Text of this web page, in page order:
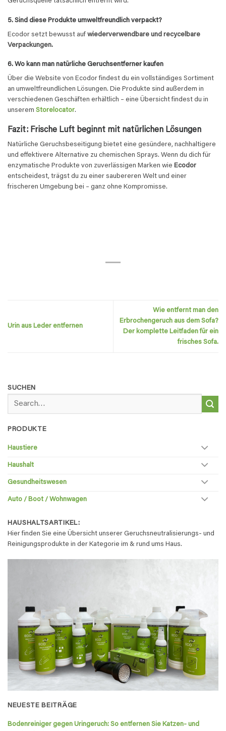
5. Sind diese Produkte umweltfreundlich verpackt?
Ecodor setzt bewusst auf wiederverwendbare und recycelbare
Verpackungen.
6. Wo kann man natürliche Geruchsentferner kaufen
Über die Website von Ecodor findest du ein vollständiges Sortiment
an umweltfreundlichen Lösungen. Die Produkte sind außerdem in
verschiedenen Geschäften erhältlich – eine Übersicht findest du in
unserem Storelocator.
Fazit: Frische Luft beginnt mit natürlichen Lösungen
Natürliche Geruchsbeseitigung bietet eine gesündere, nachhaltigere
und effektivere Alternative zu chemischen Sprays. Wenn du dich für
enzymatische Produkte von zuverlässigen Marken wie Ecodor
entscheidest, trägst du zu einer saubereren Welt und einer
frischeren Umgebung bei – ganz ohne Kompromisse.
Urin aus Leder entfernen
Wie entfernt man den
Erbrochengeruch aus dem Sofa?
Der komplette Leitfaden für ein
frisches Sofa.
SUCHEN
for:
PRODUKTE
Haustiere
Haushalt
Gesundheitswesen
Auto / Boot / Wohnwagen
HAUSHALTSARTIKEL:
Hier finden Sie eine Übersicht unserer Geruchsneutralisierungs- und
Reinigungsprodukte in der Kategorie im & rund ums Haus.
NEUESTE BEITRÄGE
Bodenreiniger gegen Uringeruch: So entfernen Sie Katzen- und